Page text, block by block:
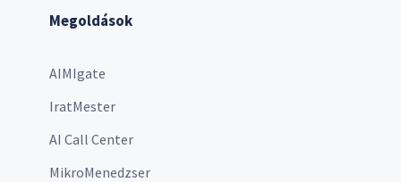
Megoldások
AIMIgate
IratMester
AI Call Center
MikroMenedzser